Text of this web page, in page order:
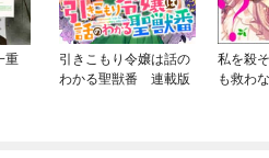
重
引きこもり令嬢は話の
わかる聖獣番 連載版
私を殺
も救わ